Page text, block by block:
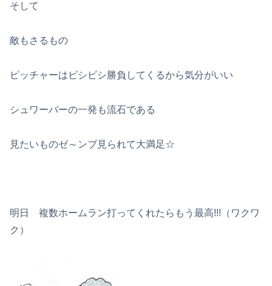
そして
敵もさるもの
ピッチャーはビシビシ勝負してくるから気分がいい
シュワーバーの一発も流石である
見たいものゼ～ンブ見られて大満足☆
明日 複数ホームラン打ってくれたらもう最高!!!（ワクワ
ク）